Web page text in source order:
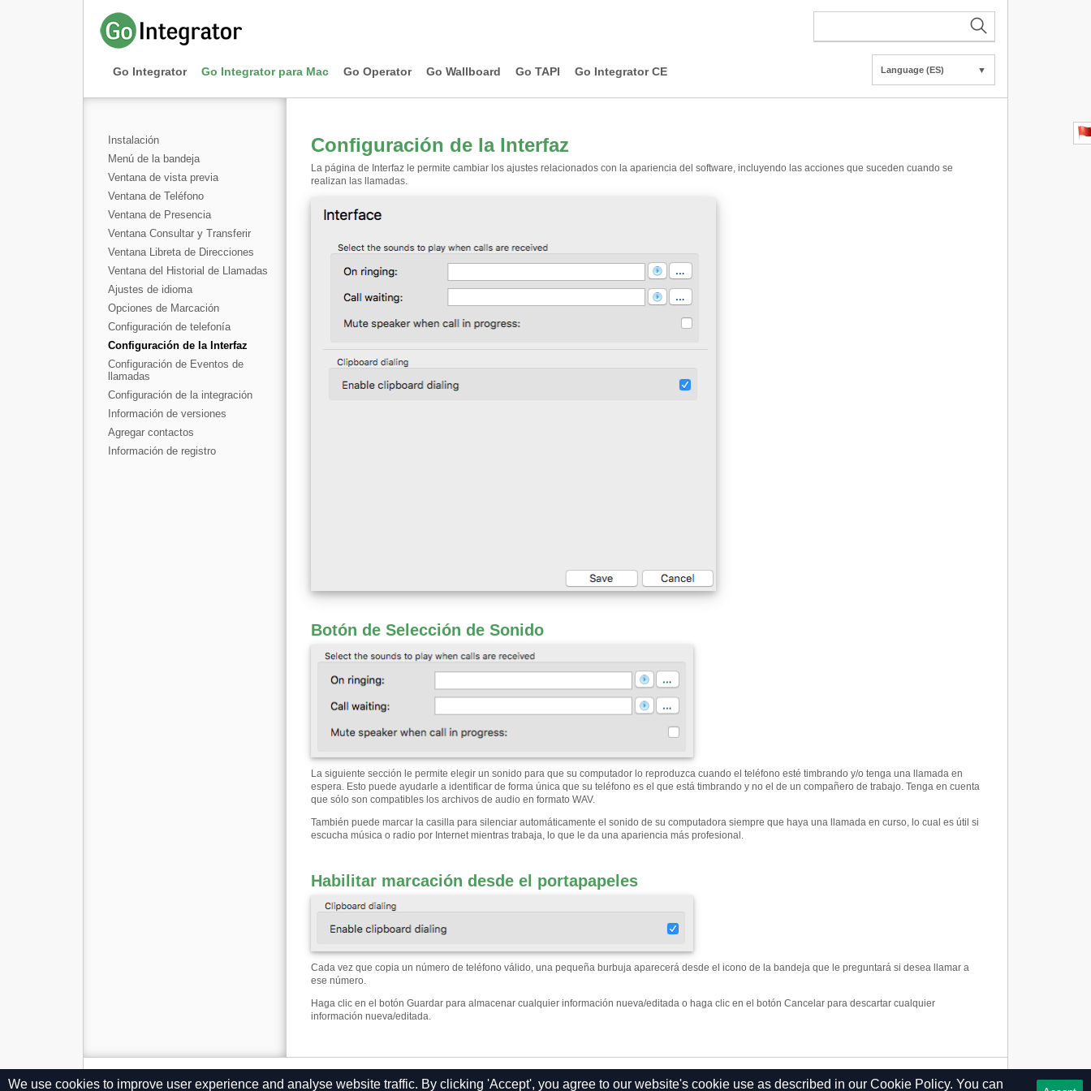
Go Integrator Go Integrator para Mac Go Operator Go Wallboard Go TAPI Go Integrator CE Language (ES) ▼
Instalación
Menú de la bandeja
Ventana de vista previa
Ventana de Teléfono
Ventana de Presencia
Ventana Consultar y Transferir
Ventana Libreta de Direcciones
Ventana del Historial de Llamadas
Ajustes de idioma
Opciones de Marcación
Configuración de telefonía
Configuración de la Interfaz
Configuración de Eventos de
llamadas
Configuración de la integración
Información de versiones
Agregar contactos
Información de registro
Configuración de la Interfaz
La página de Interfaz le permite cambiar los ajustes relacionados con la apariencia del software, incluyendo las acciones que suceden cuando se
realizan las llamadas.
Botón de Selección de Sonido
La siguiente sección le permite elegir un sonido para que su computador lo reproduzca cuando el teléfono esté timbrando y/o tenga una llamada en
espera. Esto puede ayudarle a identificar de forma única que su teléfono es el que está timbrando y no el de un compañero de trabajo. Tenga en cuenta
que sólo son compatibles los archivos de audio en formato WAV.
También puede marcar la casilla para silenciar automáticamente el sonido de su computadora siempre que haya una llamada en curso, lo cual es útil si
escucha música o radio por Internet mientras trabaja, lo que le da una apariencia más profesional.
Habilitar marcación desde el portapapeles
Cada vez que copia un número de teléfono válido, una pequeña burbuja aparecerá desde el icono de la bandeja que le preguntará si desea llamar a
ese número.
Haga clic en el botón Guardar para almacenar cualquier información nueva/editada o haga clic en el botón Cancelar para descartar cualquier
información nueva/editada.
Privacy Policy
We use cookies to improve user experience and analyse website traffic. By clicking 'Accept', you agree to our website's cookie use as described in our Cookie Policy. You can